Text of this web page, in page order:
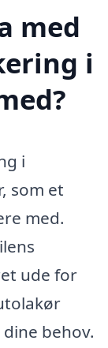
med
i
i
som et
med.
ude for
behov.